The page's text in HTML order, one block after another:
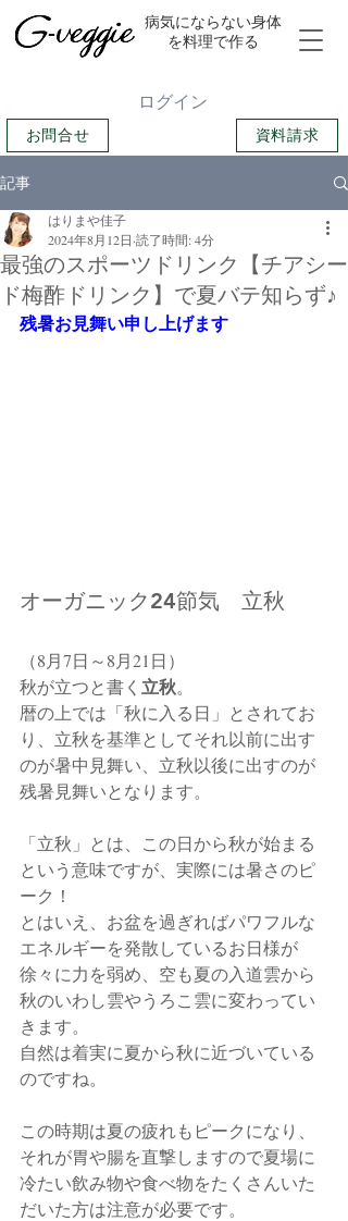
​病気にならない身体
を料理で作る
お問合せ
ログイン
資料請求
記事
最強のスポーツドリンク【チアシー
ド梅酢ドリンク】で夏バテ知らず♪
はりまや佳子
2024年8月12日 読了時間: 4分
残暑お見舞い申し上げます
オーガニック24節気　立秋
（8月7日～8月21日）
秋が立つと書く 立秋。
暦の上では「秋に入る日」とされてお
り、立秋を基準としてそれ以前に出す
のが暑中見舞い、立秋以後に出すのが
残暑見舞いとなります。
「立秋」とは、この日から秋が始まる
という意味ですが、実際には暑さのピ
ーク！
とはいえ、お盆を過ぎればパワフルな
エネルギーを発散しているお日様が
徐々に力を弱め、空も夏の入道雲から
秋のいわし雲やうろこ雲に変わってい
きます。
自然は着実に夏から秋に近づいている
のですね。
この時期は夏の疲れもピークになり、
それが胃や腸を直撃しますので夏場に
冷たい飲み物や食べ物をたくさんいた
だいた方は注意が必要です。